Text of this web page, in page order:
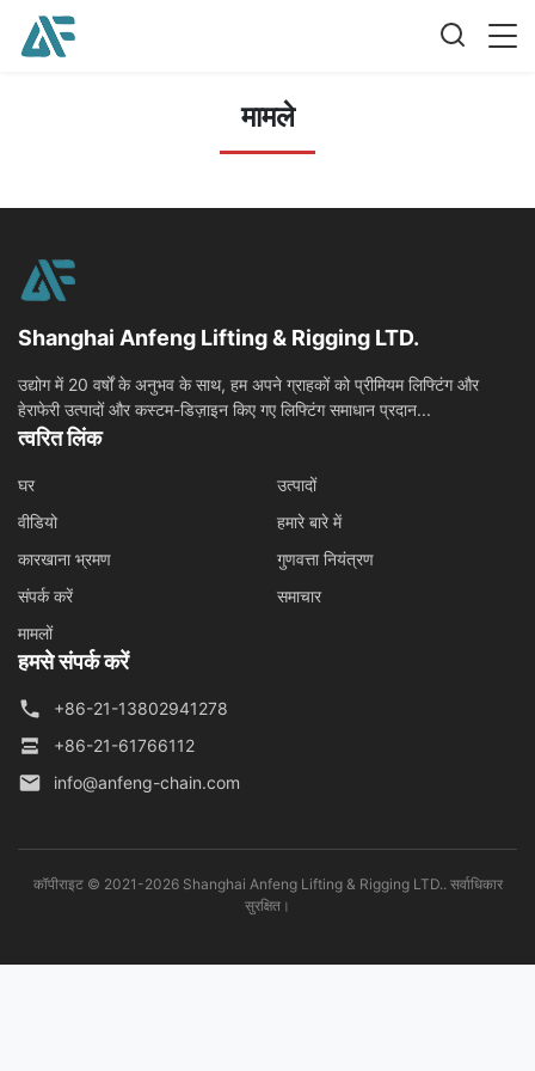
मामले
Shanghai Anfeng Lifting & Rigging LTD.
उद्योग में 20 वर्षों के अनुभव के साथ, हम अपने ग्राहकों को प्रीमियम लिफ्टिंग और
हेराफेरी उत्पादों और कस्टम-डिज़ाइन किए गए लिफ्टिंग समाधान प्रदान...
त्वरित लिंक
घर
उत्पादों
वीडियो
हमारे बारे में
कारखाना भ्रमण
गुणवत्ता नियंत्रण
संपर्क करें
समाचार
मामलों
हमसे संपर्क करें
+86-21-13802941278
+86-21-61766112
info@anfeng-chain.com
कॉपीराइट © 2021-2026 Shanghai Anfeng Lifting & Rigging LTD.. सर्वाधिकार
सुरक्षित।